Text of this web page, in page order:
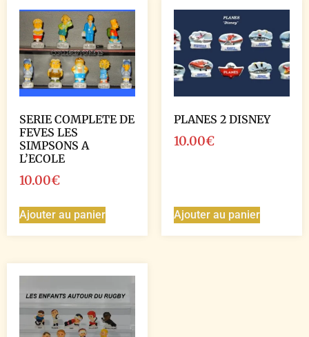
SERIE COMPLETE DE
FEVES LES
SIMPSONS A
L’ECOLE
10.00€
Ajouter au panier
PLANES 2 DISNEY
10.00€
Ajouter au panier